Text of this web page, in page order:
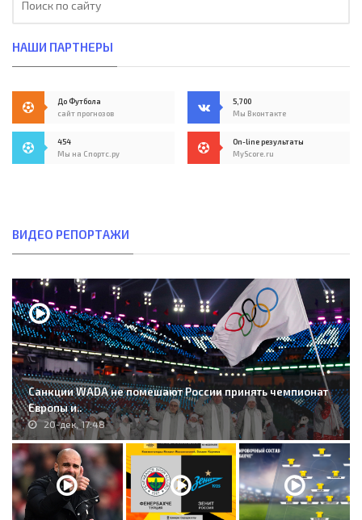
НАШИ ПАРТНЕРЫ
До Футбола
сайт прогнозов
5,700
Мы Вконтакте
454
Мы на Спортс.ру
On-line результаты
MyScore.ru
ВИДЕО РЕПОРТАЖИ
Санкции WADA не помешают России принять чемпионат
Европы и..
20-дек, 17:48